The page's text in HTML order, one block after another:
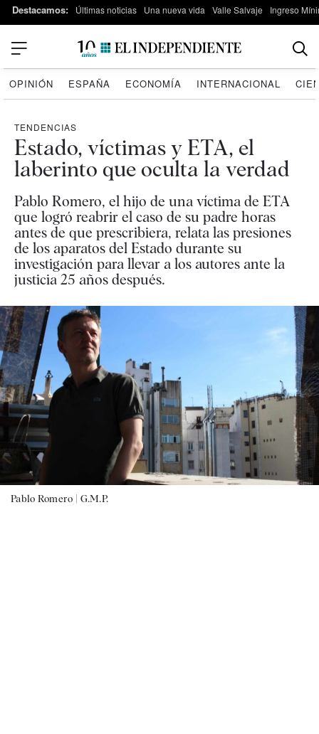
Destacamos: Últimas noticias Una nueva vida Valle Salvaje Ingreso
OPINIÓN ESPAÑA ECONOMÍA INTERNACIONAL
TENDENCIAS
Estado, víctimas y ETA, el
laberinto que oculta la verdad
Pablo Romero, el hijo de una víctima de ETA
que logró reabrir el caso de su padre horas
antes de que prescribiera, relata las presiones
de los aparatos del Estado durante su
investigación para llevar a los autores ante la
justicia 25 años después.
Pablo Romero | G.M.P.